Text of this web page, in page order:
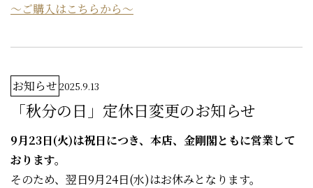
～ご購入はこちらから～
お知らせ 2025.9.13
「秋分の日」定休日変更のお知らせ
9月23日(火)は祝日につき、本店、金剛閣ともに営業して
おります。
そのため、翌日9月24日(水)はお休みとなります。